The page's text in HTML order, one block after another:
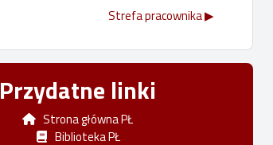
Strefa pracownika ▶︎
Przydatne linki
Strona główna PŁ
Biblioteka PŁ